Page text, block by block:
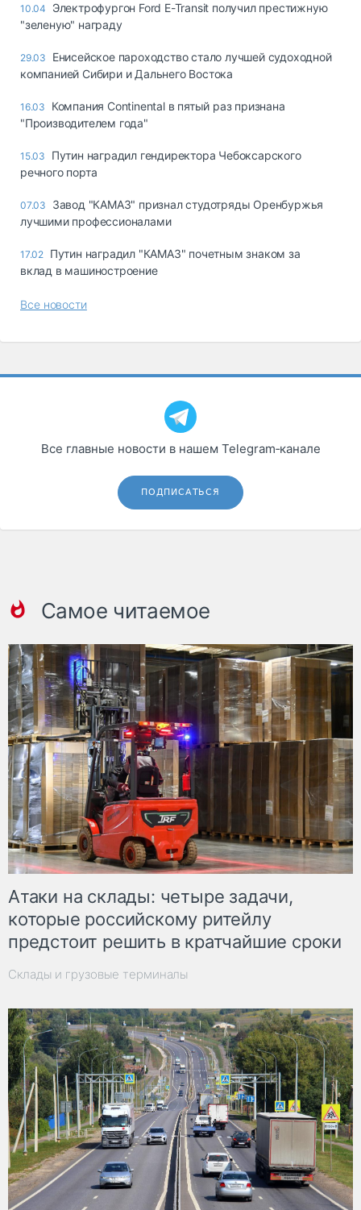
Спецтехника
запчасти, шины
Топливо, масла и
10.04
Электрофургон Ford E-Transit получил престижную
"зеленую" награду
29.03
Енисейское пароходство стало лучшей судоходной
компанией Сибири и Дальнего Востока
16.03
Компания Continental в пятый раз признана
"Производителем года"
15.03
Путин наградил гендиректора Чебоксарского
речного порта
07.03
Завод "КАМАЗ" признал студотряды Оренбуржья
лучшими профессионалами
17.02 Путин наградил "КАМАЗ" почетным знаком за
вклад в машиностроение
Все новости
Все главные новости в нашем Telegram‑канале
ПОДПИСАТЬСЯ
Самое читаемое
Атаки на склады: четыре задачи,
которые российскому ритейлу
предстоит решить в кратчайшие сроки
Склады и грузовые терминалы